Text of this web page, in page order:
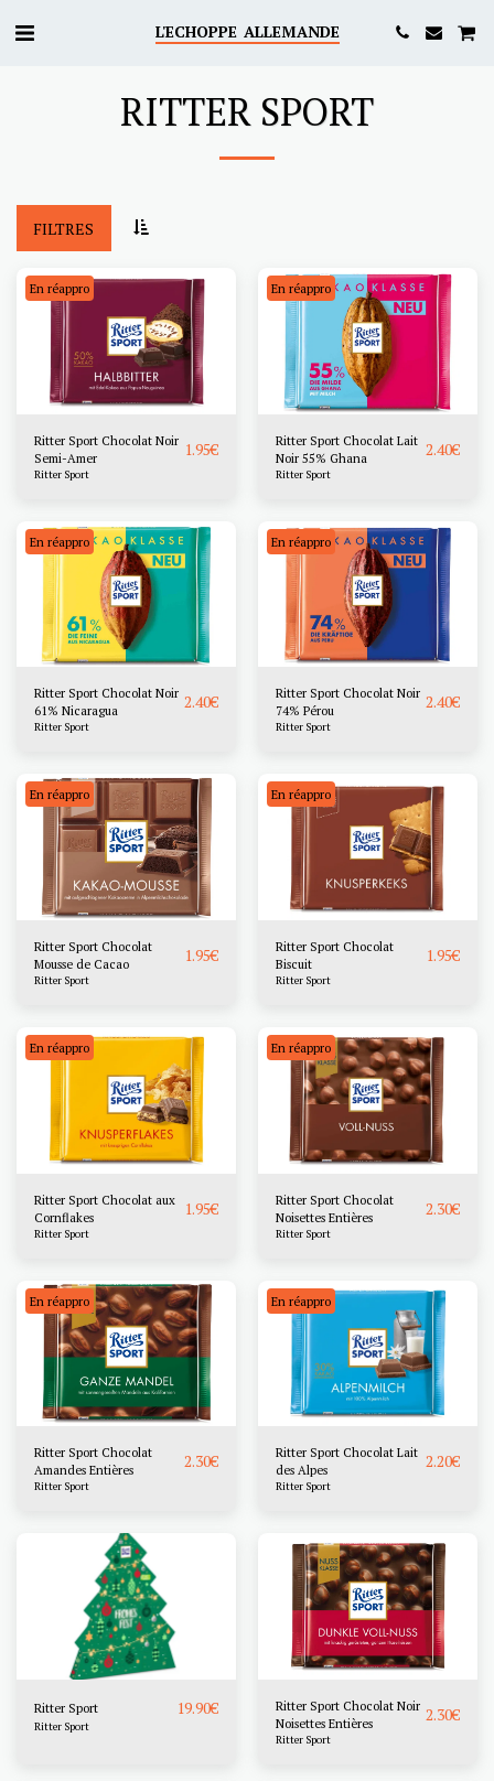
L'ECHOPPE ALLEMANDE
RITTER SPORT
FILTRES
En réappro
Ritter Sport Chocolat Noir
Semi-Amer
1.95€
Ritter Sport
En réappro
Ritter Sport Chocolat Lait
Noir 55% Ghana
2.40€
Ritter Sport
En réappro
Ritter Sport Chocolat Noir
61% Nicaragua
2.40€
Ritter Sport
En réappro
Ritter Sport Chocolat Noir
74% Pérou
2.40€
Ritter Sport
En réappro
Ritter Sport Chocolat
Mousse de Cacao
1.95€
Ritter Sport
En réappro
Ritter Sport Chocolat
Biscuit
1.95€
Ritter Sport
En réappro
Ritter Sport Chocolat aux
Cornflakes
1.95€
Ritter Sport
En réappro
Ritter Sport Chocolat
Noisettes Entières
2.30€
Ritter Sport
En réappro
Ritter Sport Chocolat
Amandes Entières
2.30€
Ritter Sport
En réappro
Ritter Sport Chocolat Lait
des Alpes
2.20€
Ritter Sport
Ritter Sport 19.90€
Ritter Sport
Ritter Sport Chocolat Noir
Noisettes Entières
2.30€
Ritter Sport